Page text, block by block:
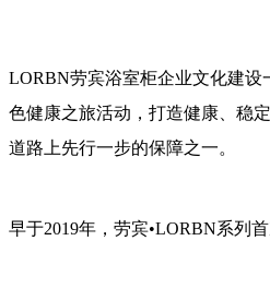
LORBN劳宾浴室柜企业文化建
色健康之旅活动，打造健康、稳
道路上先行一步的保障之一。
早于2019年，劳宾•LORBN系列